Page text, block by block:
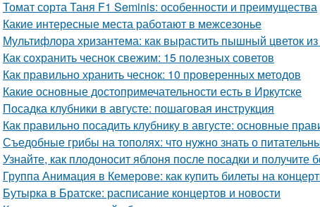
Томат сорта Таня F1 Seminis: особенности и преимущества
Какие интересные места работают в межсезонье
Мультифлора хризантема: как вырастить пышный цветок
Как сохранить чеснок свежим: 15 полезных советов
Как правильно хранить чеснок: 10 проверенных методов
Какие основные достопримечательности есть в Иркутске
Посадка клубники в августе: пошаговая инструкция
Как правильно посадить клубнику в августе: основные
Съедобные грибы на тополях: что нужно знать о
Узнайте, как плодоносит яблоня после посадки и получите
Группа Анимация в Кемерове: как купить билеты на
Бутырка в Братске: расписание концертов и новости